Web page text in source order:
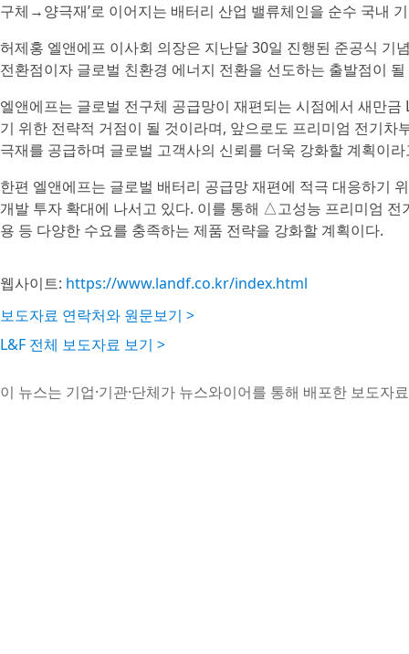
구체→양극재’로 이어지는 배터리 산업 밸류체인을 순수 국내
허제홍 엘앤에프 이사회 의장은 지난달 30일 진행된 준공식 기
전환점이자 글로벌 친환경 에너지 전환을 선도하는 출발점이
엘앤에프는 글로벌 전구체 공급망이 재편되는 시점에서 새만
기 위한 전략적 거점이 될 것이라며, 앞으로도 프리미엄 전기차
극재를 공급하며 글로벌 고객사의 신뢰를 더욱 강화할 계획이
한편 엘앤에프는 글로벌 배터리 공급망 재편에 적극 대응하기
개발 투자 확대에 나서고 있다. 이를 통해 △고성능 프리미엄
용 등 다양한 수요를 충족하는 제품 전략을 강화할 계획이다.
웹사이트: https://www.landf.co.kr/index.html
보도자료 연락처와 원문보기 >
L&F 전체 보도자료 보기 >
이 뉴스는 기업·기관·단체가 뉴스와이어를 통해 배포한 보도자